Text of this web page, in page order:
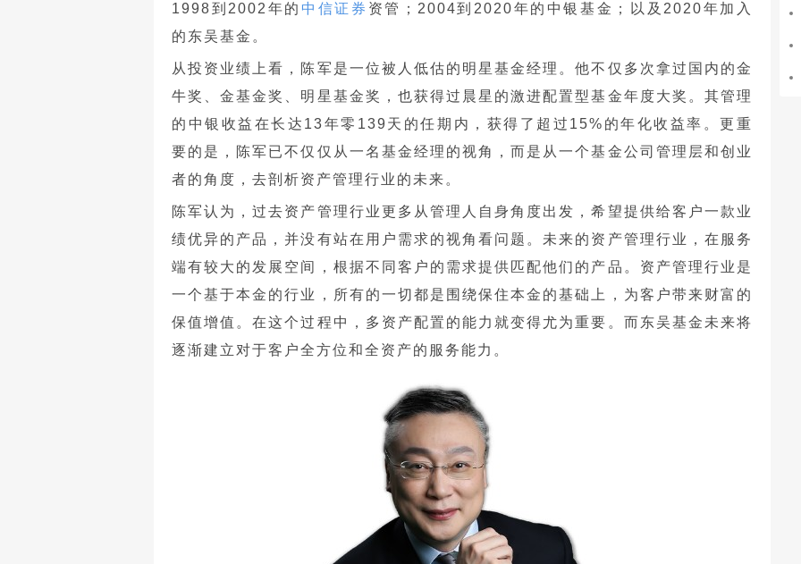
1998到2002年的 中信证券 资管；2004到2020年的中银基金；以及2020年加入
的东吴基金。
从投资业绩上看，陈军是一位被人低估的明星基金经理。他不仅多次拿过国内的金
牛奖、金基金奖、明星基金奖，也获得过晨星的激进配置型基金年度大奖。其管理
的中银收益在长达13年零139天的任期内，获得了超过15%的年化收益率。更重
要的是，陈军已不仅仅从一名基金经理的视角，而是从一个基金公司管理层和创业
者的角度，去剖析资产管理行业的未来。
陈军认为，过去资产管理行业更多从管理人自身角度出发，希望提供给客户一款业
绩优异的产品，并没有站在用户需求的视角看问题。未来的资产管理行业，在服务
端有较大的发展空间，根据不同客户的需求提供匹配他们的产品。资产管理行业是
一个基于本金的行业，所有的一切都是围绕保住本金的基础上，为客户带来财富的
保值增值。在这个过程中，多资产配置的能力就变得尤为重要。而东吴基金未来将
逐渐建立对于客户全方位和全资产的服务能力。